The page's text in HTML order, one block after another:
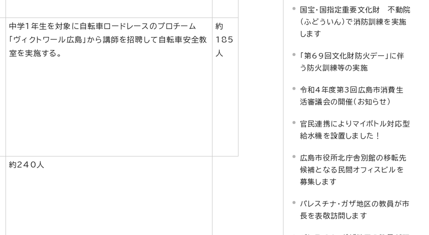
中学1年生を対象に自転車ロードレースのプロチーム
「ヴィクトワール広島」から講師を招聘して自転車安全教
室を実施する。
約
185
人
約240人
国宝・国指定重要文化財 不動院
（ふどういん）で消防訓練を実施
します
「第69回文化財防火デー」に伴
う防火訓練等の実施
令和4年度第3回広島市消費生
活審議会の開催（お知らせ）
官民連携によりマイボトル対応型
給水機を設置しました！
広島市役所北庁舎別館の移転先
候補となる民間オフィスビルを
募集します
パレスチナ・ガザ地区の教員が市
長を表敬訪問します